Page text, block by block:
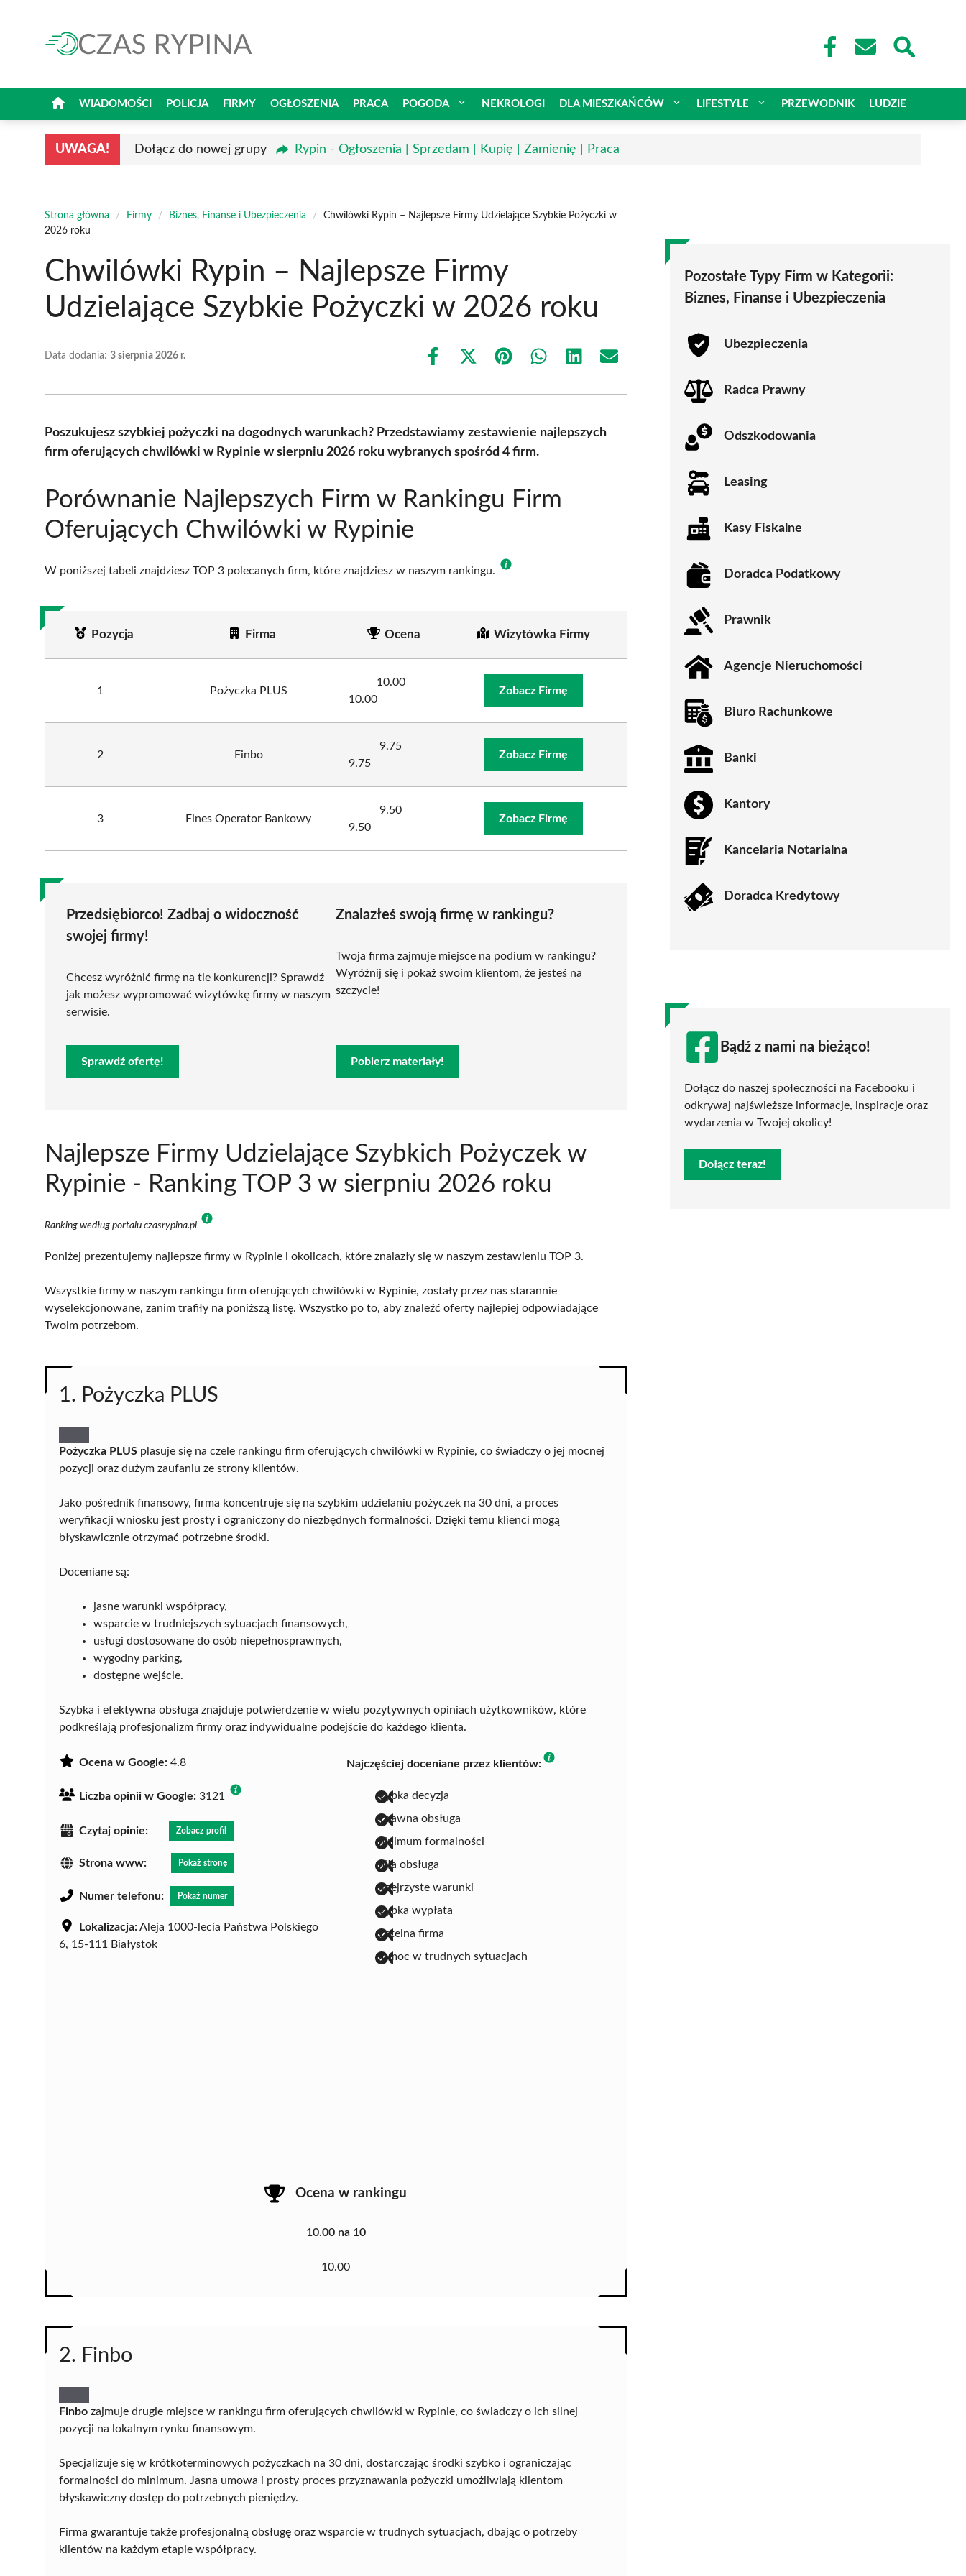
WIADOMOŚCI POLICJA FIRMY OGŁOSZENIA PRACA POGODA NEKROLOGI DLA MIESZKAŃCÓW LIFESTYLE PRZEWODNIK LUDZIE
UWAGA! Dołącz do nowej grupy Rypin - Ogłoszenia | Sprzedam | Kupię | Zamienię | Praca
Strona główna / Firmy / Biznes, Finanse i Ubezpieczenia /
Chwilówki Rypin – Najlepsze Firmy Udzielające Szybkie Pożyczki w
2026 roku
Chwilówki Rypin – Najlepsze Firmy
Udzielające Szybkie Pożyczki w 2026 roku
Data dodania: 3 sierpnia 2026 r.
Share
Share
(Twitter)
Share Share Share Share
Poszukujesz szybkiej pożyczki na dogodnych warunkach? Przedstawiamy zestawienie najlepszych
firm oferujących chwilówki w Rypinie w sierpniu 2026 roku wybranych spośród 4 firm.
Porównanie Najlepszych Firm w Rankingu Firm
Oferujących Chwilówki w Rypinie
W poniższej tabeli znajdziesz TOP 3 polecanych firm, które znajdziesz w naszym rankingu.
Pozycja Firma Ocena Wizytówka Firmy
1 Pożyczka PLUS
10.00
10.00
Zobacz Firmę
2 Finbo
9.75
9.75
Zobacz Firmę
3 Fines Operator Bankowy
9.50
9.50
Zobacz Firmę
Przedsiębiorco! Zadbaj o widoczność
swojej firmy!
Chcesz wyróżnić firmę na tle konkurencji? Sprawdź
jak możesz wypromować wizytówkę firmy w naszym
serwisie.
Sprawdź ofertę!
Znalazłeś swoją firmę w rankingu?
Twoja firma zajmuje miejsce na podium w rankingu?
Wyróżnij się i pokaż swoim klientom, że jesteś na
szczycie!
Pobierz materiały!
Najlepsze Firmy Udzielające Szybkich Pożyczek w
Rypinie - Ranking TOP 3 w sierpniu 2026 roku
Ranking według portalu czasrypina.pl
Poniżej prezentujemy najlepsze firmy w Rypinie i okolicach, które znalazły się w naszym zestawieniu TOP 3.
Wszystkie firmy w naszym rankingu firm oferujących chwilówki w Rypinie, zostały przez nas starannie
wyselekcjonowane, zanim trafiły na poniższą listę. Wszystko po to, aby znaleźć oferty najlepiej odpowiadające
Twoim potrzebom.
1. Pożyczka PLUS
Pożyczka PLUS plasuje się na czele rankingu firm oferujących chwilówki w Rypinie, co świadczy o jej mocnej
pozycji oraz dużym zaufaniu ze strony klientów.
Jako pośrednik finansowy, firma koncentruje się na szybkim udzielaniu pożyczek na 30 dni, a proces
weryfikacji wniosku jest prosty i ograniczony do niezbędnych formalności. Dzięki temu klienci mogą
błyskawicznie otrzymać potrzebne środki.
Doceniane są:
jasne warunki współpracy,
wsparcie w trudniejszych sytuacjach finansowych,
usługi dostosowane do osób niepełnosprawnych,
wygodny parking,
dostępne wejście.
Szybka i efektywna obsługa znajduje potwierdzenie w wielu pozytywnych opiniach użytkowników, które
podkreślają profesjonalizm firmy oraz indywidualne podejście do każdego klienta.
Ocena w Google: 4.8
Liczba opinii w Google: 3121
Czytaj opinie: Zobacz profil
Strona www: Pokaż stronę
Numer telefonu: Pokaż numer
Lokalizacja:Aleja 1000-lecia Państwa Polskiego
6, 15-111 Białystok
Najczęściej doceniane przez klientów:
szybka decyzja
sprawna obsługa
minimum formalności
miła obsługa
przejrzyste warunki
szybka wypłata
rzetelna firma
pomoc w trudnych sytuacjach
Ocena w rankingu
10.00 na 10
10.00
2. Finbo
Finbo zajmuje drugie miejsce w rankingu firm oferujących chwilówki w Rypinie, co świadczy o ich silnej
pozycji na lokalnym rynku finansowym.
Specjalizuje się w krótkoterminowych pożyczkach na 30 dni, dostarczając środki szybko i ograniczając
formalności do minimum. Jasna umowa i prosty proces przyznawania pożyczki umożliwiają klientom
błyskawiczny dostęp do potrzebnych pieniędzy.
Firma gwarantuje także profesjonalną obsługę oraz wsparcie w trudnych sytuacjach, dbając o potrzeby
klientów na każdym etapie współpracy.
Pozostałe Typy Firm w Kategorii:
Biznes, Finanse i Ubezpieczenia
Ubezpieczenia
Radca Prawny
Odszkodowania
Leasing
Kasy Fiskalne
Doradca Podatkowy
Prawnik
Agencje Nieruchomości
Biuro Rachunkowe
Banki
Kantory
Kancelaria Notarialna
Doradca Kredytowy
Bądź z nami na bieżąco!
Dołącz do naszej społeczności na Facebooku i
odkrywaj najświeższe informacje, inspiracje oraz
wydarzenia w Twojej okolicy!
Dołącz teraz!